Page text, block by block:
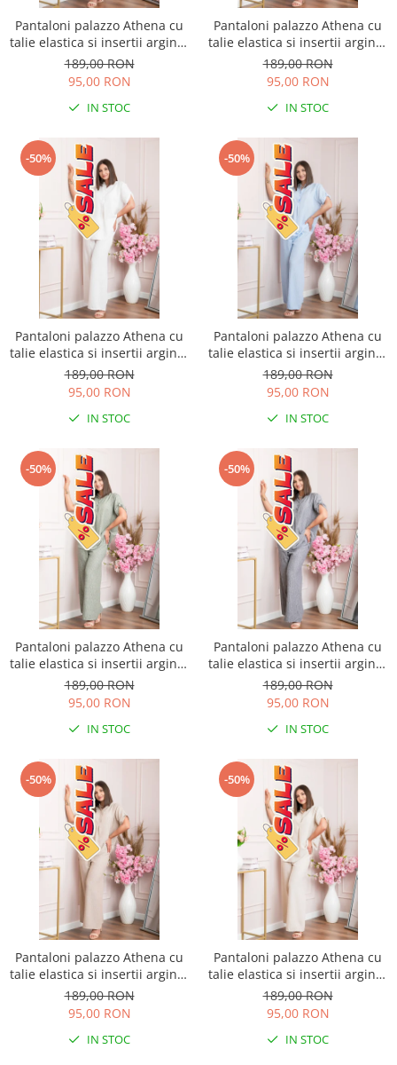
Pantaloni palazzo Athena cu
talie elastica si insertii argintii
- Roz pudrat
189,00 RON
95,00 RON
IN STOC
Pantaloni palazzo Athena cu
talie elastica si insertii argintii
- Lila
189,00 RON
95,00 RON
IN STOC
-50%
Pantaloni palazzo Athena cu
talie elastica si insertii argintii
- Alb
189,00 RON
95,00 RON
IN STOC
-50%
Pantaloni palazzo Athena cu
talie elastica si insertii argintii
- Bleu
189,00 RON
95,00 RON
IN STOC
-50%
Pantaloni palazzo Athena cu
talie elastica si insertii argintii
- Kaki
189,00 RON
95,00 RON
IN STOC
-50%
Pantaloni palazzo Athena cu
talie elastica si insertii argintii
- Gri
189,00 RON
95,00 RON
IN STOC
-50%
Pantaloni palazzo Athena cu
talie elastica si insertii argintii
- Bej
189,00 RON
95,00 RON
IN STOC
-50%
Pantaloni palazzo Athena cu
talie elastica si insertii argintii
- Ecru
189,00 RON
95,00 RON
IN STOC